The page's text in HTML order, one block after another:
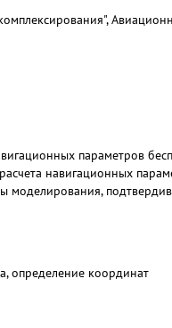
параметров
навигационных
моделирования,
определение координат